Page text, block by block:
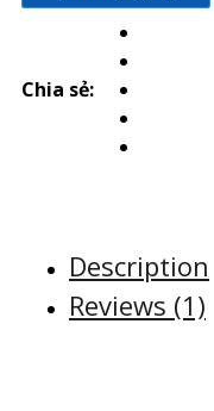
Chia sẻ:
Description
Reviews (1)